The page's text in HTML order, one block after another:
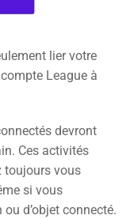
lier votre
League à
devront
Ces activités
toujours vous
si vous
d’objet connecté.